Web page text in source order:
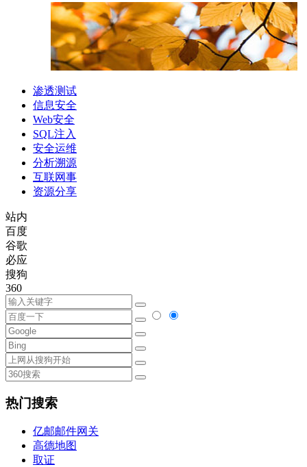
渗透测试
信息安全
Web安全
SQL注入
安全运维
分析溯源
互联网事
资源分享
站内
百度
谷歌
必应
搜狗
360
热门搜索
亿邮邮件网关
高德地图
取证